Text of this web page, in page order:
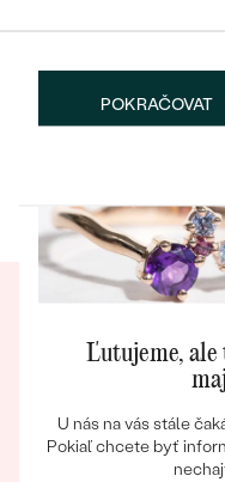
FARBA:
POKRAČOVAT
osobného kontaktu pri
objednaný šperk
vyskušať keďže sa
velmi milá mladá
Ľutujeme, ale
U nás na vás stále
Pokiaľ chcete byť